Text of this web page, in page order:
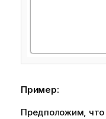
Пример:
Предположим, что